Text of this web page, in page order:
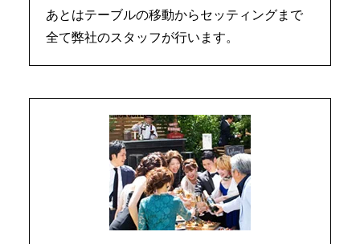
あとはテーブルの移動からセッティングまで
全て弊社のスタッフが行います。